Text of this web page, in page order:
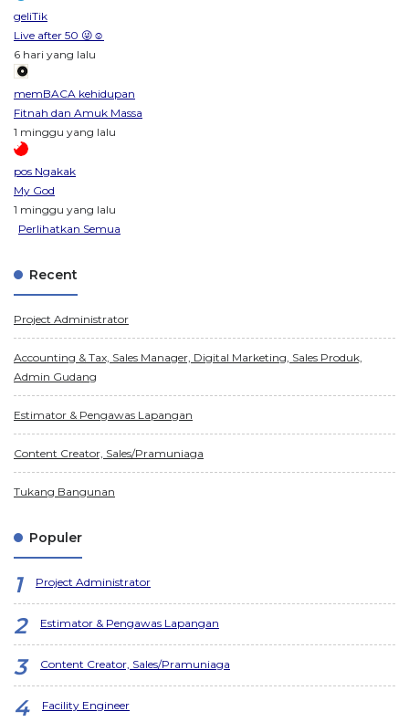
geliTik
Live after 50 😜☺️
6 hari yang lalu
memBACA kehidupan
Fitnah dan Amuk Massa
1 minggu yang lalu
pos Ngakak
My God
1 minggu yang lalu
Perlihatkan Semua
Recent
Project Administrator
Accounting & Tax, Sales Manager, Digital Marketing, Sales Produk,
Admin Gudang
Estimator & Pengawas Lapangan
Content Creator, Sales/Pramuniaga
Tukang Bangunan
Populer
Project Administrator
Estimator & Pengawas Lapangan
Content Creator, Sales/Pramuniaga
Facility Engineer